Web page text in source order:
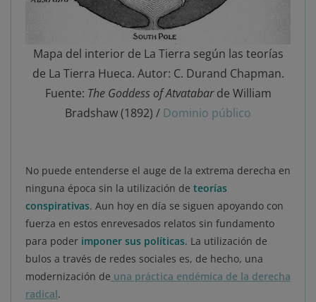
Mapa del interior de La Tierra según las teorías
de La Tierra Hueca. Autor: C. Durand Chapman.
Fuente: The Goddess of Atvatabarde William
Bradshaw (1892) / Dominio público
No puede entenderse el auge de la extrema derecha en
ninguna época sin la utilización de teorías
conspirativas. Aun hoy en día se siguen apoyando con
fuerza en estos enrevesados relatos sin fundamento
para poder imponer sus políticas. La utilización de
bulos a través de redes sociales es, de hecho, una
modernización de una práctica endémica de la derecha
radical.